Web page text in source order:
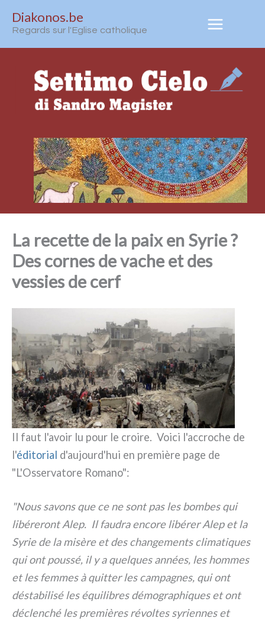
Diakonos.be
Regards sur l'Eglise catholique
La recette de la paix en Syrie ?
Des cornes de vache et des
vessies de cerf
Il faut l'avoir lu pour le croi­re. Voici l'accroche de
l'édi­to­rial d'aujourd'hui en pre­miè­re page de
"L'Osservatore Romano":
"Nous savons que ce ne sont pas les bom­bes qui
libé­re­ront Alep. Il fau­dra enco­re libé­rer Alep et la
Syrie de la misè­re et des chan­ge­men­ts cli­ma­ti­ques
qui ont pous­sé, il y a quel­ques années, les hom­mes
et les fem­mes à quit­ter les cam­pa­gnes, qui ont
désta­bi­li­sé les équi­li­bres démo­gra­phi­ques et ont
déclen­ché les pre­miè­res révol­tes syrien­nes et